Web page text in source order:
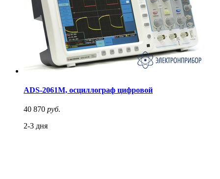
ADS-2061M, осциллограф цифровой
40 870 руб.
2-3 дня